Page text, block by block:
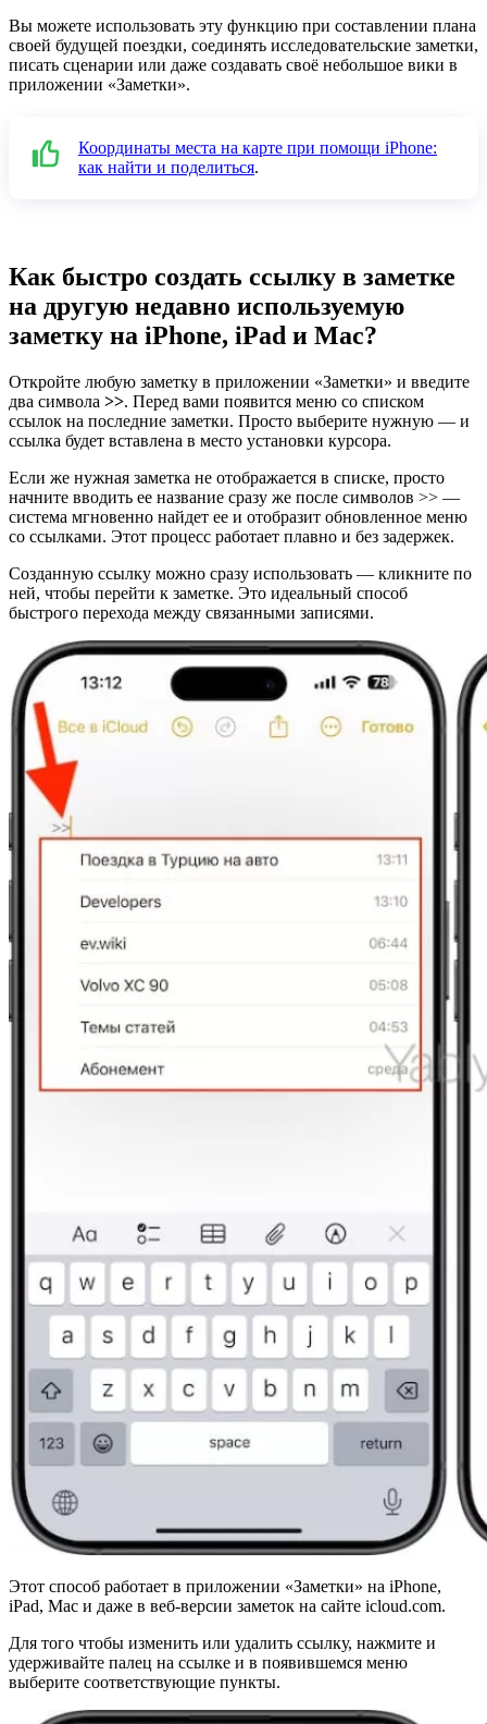
Вы можете использовать эту функцию при составлении плана
своей будущей поездки, соединять исследовательские заметки,
писать сценарии или даже создавать своё небольшое вики в
приложении «Заметки».
Координаты места на карте при помощи iPhone:
как найти и поделиться.
Как быстро создать ссылку в заметке
на другую недавно используемую
заметку на iPhone, iPad и Mac?
Откройте любую заметку в приложении «Заметки» и введите
два символа >>. Перед вами появится меню со списком
ссылок на последние заметки. Просто выберите нужную — и
ссылка будет вставлена в место установки курсора.
Если же нужная заметка не отображается в списке, просто
начните вводить ее название сразу же после символов >> —
система мгновенно найдет ее и отобразит обновленное меню
со ссылками. Этот процесс работает плавно и без задержек.
Созданную ссылку можно сразу использовать — кликните по
ней, чтобы перейти к заметке. Это идеальный способ
быстрого перехода между связанными записями.
Этот способ работает в приложении «Заметки» на iPhone,
iPad, Mac и даже в веб-версии заметок на сайте icloud.com.
Для того чтобы изменить или удалить ссылку, нажмите и
удерживайте палец на ссылке и в появившемся меню
выберите соответствующие пункты.